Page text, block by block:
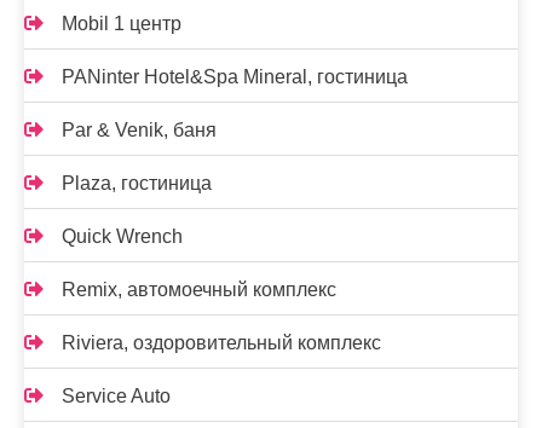
Mobil 1 центр
PANinter Hotel&Spa Mineral, гостиница
Par & Venik, баня
Plaza, гостиница
Quick Wrench
Remix, автомоечный комплекс
Riviera, оздоровительный комплекс
Service Auto